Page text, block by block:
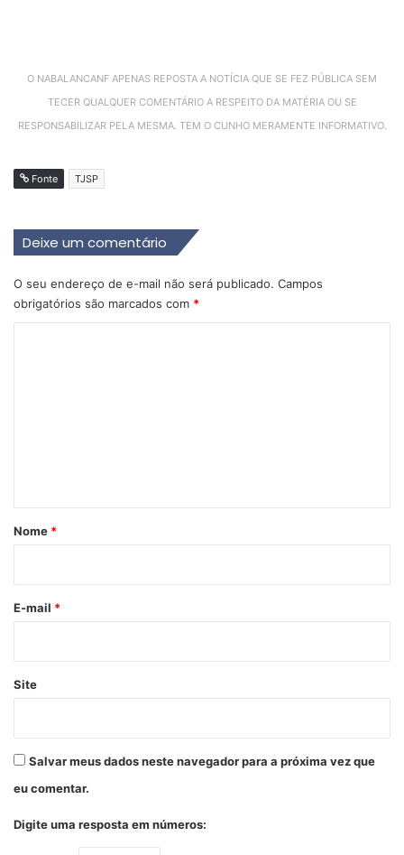
O NABALANCANF APENAS REPOSTA A NOTÍCIA QUE SE FEZ PÚBLICA SEM
TECER QUALQUER COMENTÁRIO A RESPEITO DA MATÉRIA OU SE
RESPONSABILIZAR PELA MESMA. TEM O CUNHO MERAMENTE INFORMATIVO.
Fonte TJSP
Deixe um comentário
O seu endereço de e-mail não será publicado. Campos
obrigatórios são marcados com *
r
*
Nome *
E-mail *
Site
Salvar meus dados neste navegador para a próxima vez que
eu comentar.
Digite uma resposta em números: